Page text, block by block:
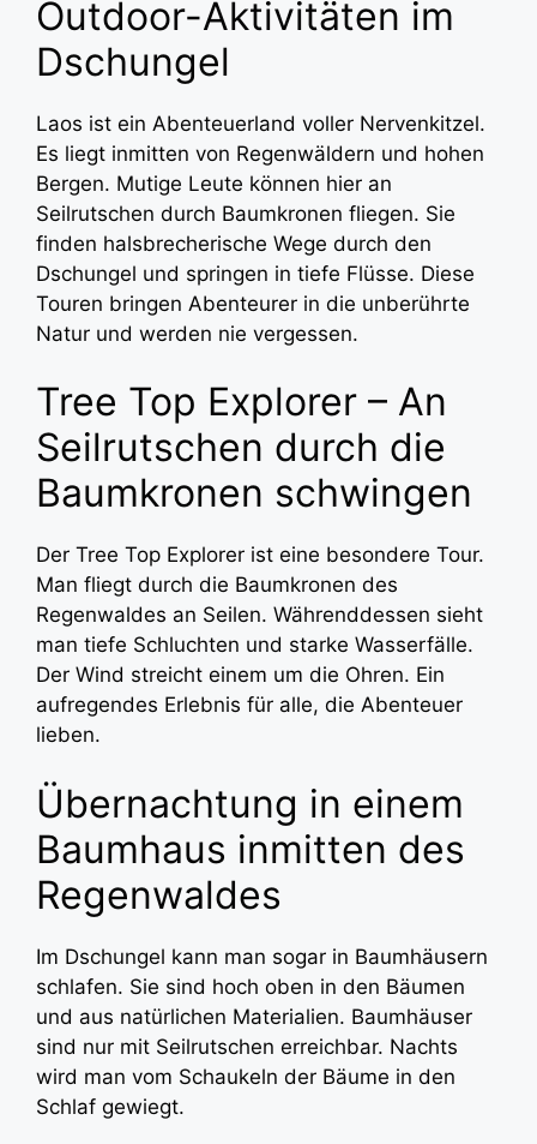
Outdoor-Aktivitäten im
Dschungel
Laos ist ein Abenteuerland voller Nervenkitzel.
Es liegt inmitten von Regenwäldern und hohen
Bergen. Mutige Leute können hier an
Seilrutschen durch Baumkronen fliegen. Sie
finden halsbrecherische Wege durch den
Dschungel und springen in tiefe Flüsse. Diese
Touren bringen Abenteurer in die unberührte
Natur und werden nie vergessen.
Tree Top Explorer – An
Seilrutschen durch die
Baumkronen schwingen
Der Tree Top Explorer ist eine besondere Tour.
Man fliegt durch die Baumkronen des
Regenwaldes an Seilen. Währenddessen sieht
man tiefe Schluchten und starke Wasserfälle.
Der Wind streicht einem um die Ohren. Ein
aufregendes Erlebnis für alle, die Abenteuer
lieben.
Übernachtung in einem
Baumhaus inmitten des
Regenwaldes
Im Dschungel kann man sogar in Baumhäusern
schlafen. Sie sind hoch oben in den Bäumen
und aus natürlichen Materialien. Baumhäuser
sind nur mit Seilrutschen erreichbar. Nachts
wird man vom Schaukeln der Bäume in den
Schlaf gewiegt.